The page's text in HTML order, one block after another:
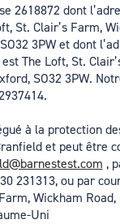
2618872 dont
St. Clair’s Farm,
3PW et dont
The Loft, St.
SO32 3PW.
à la protection
et peut être
,
231313, ou par
Wickham
Uni